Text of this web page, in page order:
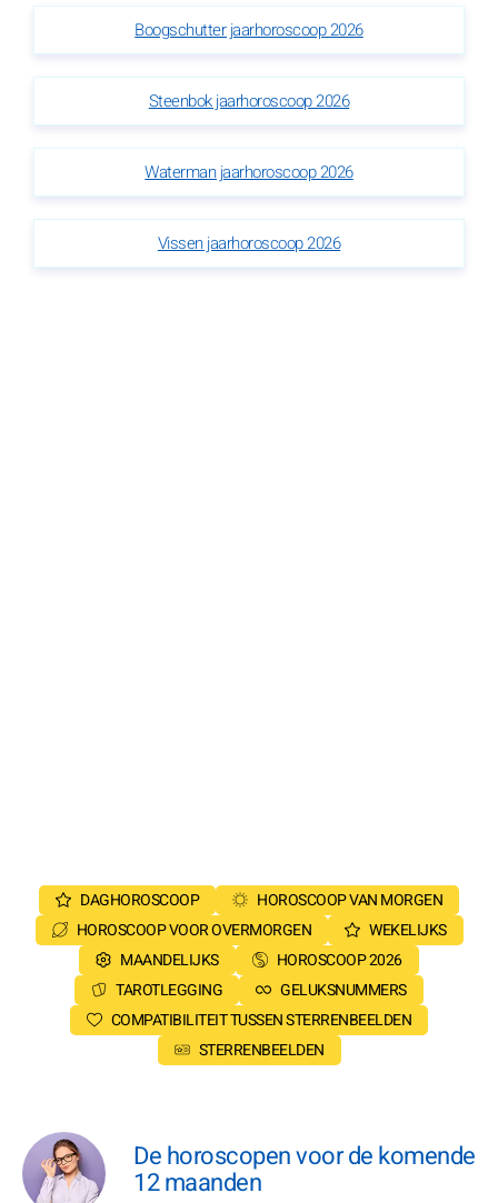
Boogschutter jaarhoroscoop 2026
Steenbok jaarhoroscoop 2026
Waterman jaarhoroscoop 2026
Vissen jaarhoroscoop 2026
DAGHOROSCOOP
HOROSCOOP VAN MORGEN
HOROSCOOP VOOR OVERMORGEN
WEKELIJKS
MAANDELIJKS
HOROSCOOP 2026
TAROTLEGGING
GELUKSNUMMERS
COMPATIBILITEIT TUSSEN STERRENBEELDEN
STERRENBEELDEN
De horoscopen voor de komende
12 maanden